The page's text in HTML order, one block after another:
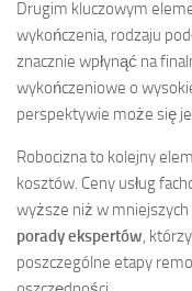
Drugim kluczowym
wykończenia, rodzaju
znacznie wpłynąć na
wykończeniowe o
perspektywie może się
Robocizna to kolejny
kosztów. Ceny usług
wyższe niż w mniejszych
porady ekspertów ,
poszczególne etapy